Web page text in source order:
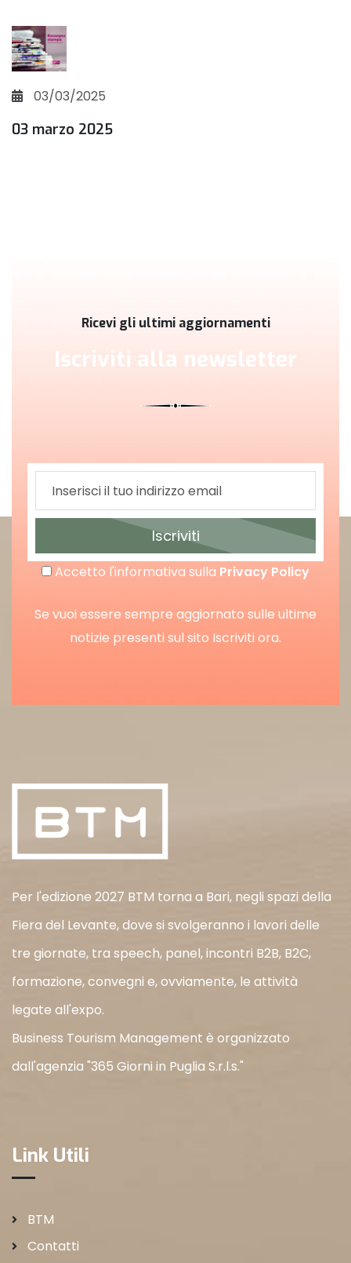
03/03/2025
03 marzo 2025
Ricevi gli ultimi aggiornamenti
Iscriviti alla newsletter
Iscriviti
Accetto l'informativa sulla Privacy Policy
Se vuoi essere sempre aggiornato sulle ultime
notizie presenti sul sito Iscriviti ora.
Per l'edizione 2027 BTM torna a Bari, negli spazi della
Fiera del Levante, dove si svolgeranno i lavori delle
tre giornate, tra speech, panel, incontri B2B, B2C,
formazione, convegni e, ovviamente, le attività
legate all'expo.
Business Tourism Management è organizzato
dall'agenzia "365 Giorni in Puglia S.r.l.s."
Link Utili
BTM
Contatti